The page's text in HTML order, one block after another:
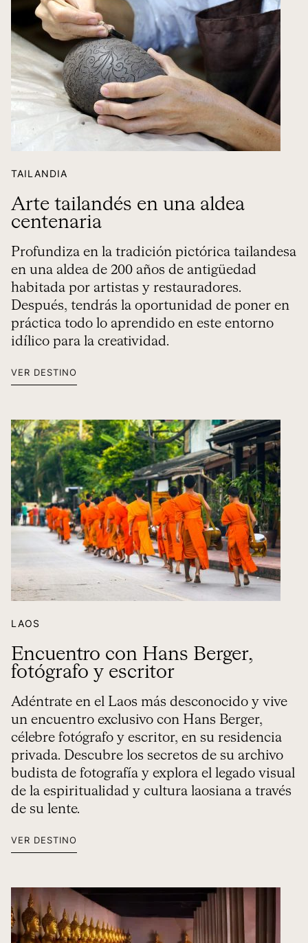
TAILANDIA
Arte tailandés en una aldea
centenaria
Profundiza en la tradición pictórica tailandesa
en una aldea de 200 años de antigüedad
habitada por artistas y restauradores.
Después, tendrás la oportunidad de poner en
práctica todo lo aprendido en este entorno
idílico para la creatividad.
VER DESTINO
LAOS
Encuentro con Hans Berger,
fotógrafo y escritor
Adéntrate en el Laos más desconocido y vive
un encuentro exclusivo con Hans Berger,
célebre fotógrafo y escritor, en su residencia
privada. Descubre los secretos de su archivo
budista de fotografía y explora el legado visual
de la espiritualidad y cultura laosiana a través
de su lente.
VER DESTINO